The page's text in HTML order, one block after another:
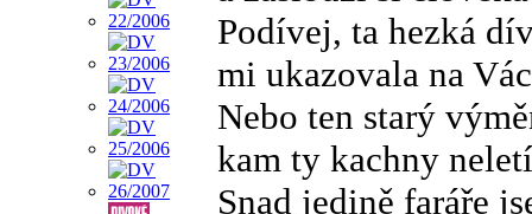
Podívej, ta hezká
mi ukazovala na
Nebo ten starý
kam ty kachny
Snad jedině faráře